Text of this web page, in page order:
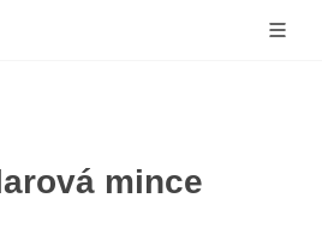
mince